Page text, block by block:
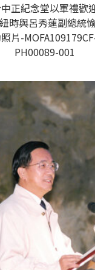
正紀念堂以軍禮歡
時與呂秀蓮副總統
片-
PH00089-001